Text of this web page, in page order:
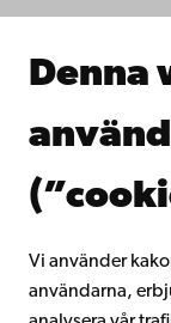
Denna
Vi använder
användarna,
Gå med